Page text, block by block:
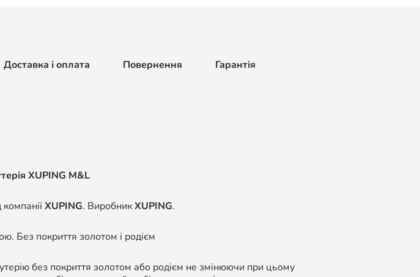
Доставка і оплата Повернення Гарантія
XUPING M&L
XUPING. ВиробникXUPING.
Без покриття золотом і родієм
без покриття золотом або родієм не змінюючи при цьому